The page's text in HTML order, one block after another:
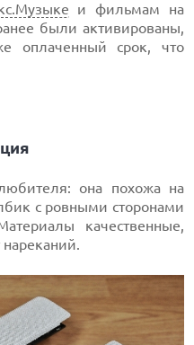
и фильмам на
были активированы,
оплаченный срок, что
она похожа на
с ровными сторонами
качественные,